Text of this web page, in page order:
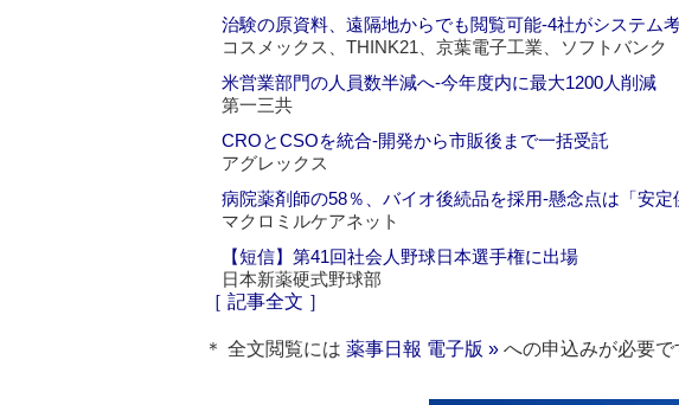
治験の原資料、遠隔地からでも閲覧可能‐4社がシステム
コスメックス、THINK21、京葉電子工業、ソフトバンク
米営業部門の人員数半減へ‐今年度内に最大1200人削減
第一三共
CROとCSOを統合‐開発から市販後まで一括受託
アグレックス
病院薬剤師の58％、バイオ後続品を採用‐懸念点は「安定
マクロミルケアネット
【短信】第41回社会人野球日本選手権に出場
日本新薬硬式野球部
［ 記事全文 ］
＊ 全文閲覧には 薬事日報 電子版 » への申込みが必要で